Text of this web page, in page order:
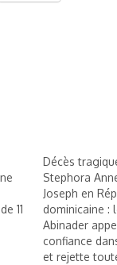
11
Décès
Stephora
Joseph en
dominicaine :
Abinader
confiance
et rejette